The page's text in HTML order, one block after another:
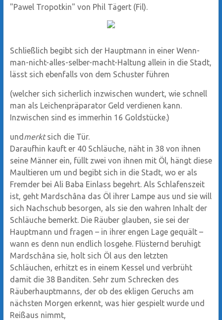
"Pawel Tropotkin" von Phil Tägert (Fil).
Schließlich begibt sich der Hauptmann in einer Wenn-
man-nicht-alles-selber-macht-Haltung allein in die Stadt,
lässt sich ebenfalls von dem Schuster führen
(welcher sich sicherlich inzwischen wundert, wie schnell
man als Leichenpräparator Geld verdienen kann.
Inzwischen sind es immerhin 16 Goldstücke.)
und merktsich die Tür.
Daraufhin kauft er 40 Schläuche, näht in 38 von ihnen
seine Männer ein, füllt zwei von ihnen mit Öl, hängt diese
Maultieren um und begibt sich in die Stadt, wo er als
Fremder bei Ali Baba Einlass begehrt. Als Schlafenszeit
ist, geht Mardschâna das Öl ihrer Lampe aus und sie will
sich Nachschub besorgen, als sie den wahren Inhalt der
Schläuche bemerkt. Die Räuber glauben, sie sei der
Hauptmann und fragen – in ihrer engen Lage gequält –
wann es denn nun endlich losgehe. Flüsternd beruhigt
Mardschâna sie, holt sich Öl aus den letzten
Schläuchen, erhitzt es in einem Kessel und verbrüht
damit die 38 Banditen. Sehr zum Schrecken des
Räuberhauptmanns, der ob des ekligen Geruchs am
nächsten Morgen erkennt, was hier gespielt wurde und
Reißaus nimmt,